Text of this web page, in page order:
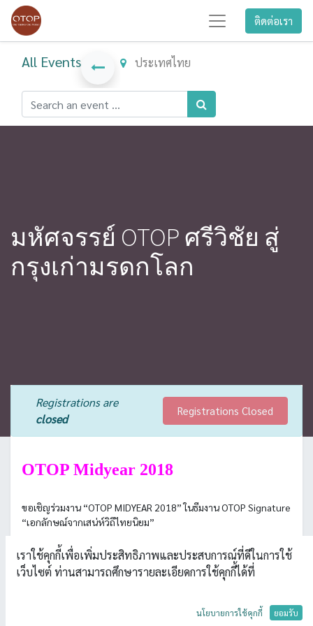
ติดต่อเรา
All Events ประเทศไทย
มหัศจรรย์ OTOP ศรีวิชัย สู่
กรุงเก่ามรดกโลก
Registrations are
closed
Registrations Closed
OTOP Midyear 2018
ขอเชิญร่วมงาน “OTOP MIDYEAR 2018” ในธีมงาน OTOP Signature
“เอกลักษณ์จากเสน่ห์วิถีไทยนิยม”
ภายในงานนี้จะมีการคัดสรรสุดยอดผลิตภัณฑ์มากกว่า 10,000
รายการ จำนวนกว่า 2,500 ร้านค้า มาจำหน่าย โดยไฮไลท์จะอยู่ที่โซน
OTOP Signature ที่คัดเลือกสินค้าที่มีเอกลักษณ์โดดเด่นที่สุดของ 36
จ.พระนครศรีอยุธยา ชามตราไก่ จ.ลำปาง, ผ้าย้อมคราม จ.สกลนคร,
เราใช้คุกกี้เพื่อเพิ่มประสิทธิภาพและประสบการณ์ที่ดีในการใช้
เว็บไซต์ ท่านสามารถศึกษารายละเอียดการใช้คุกกี้ได้ที่
นโยบายการใช้คุกกี้ ยอมรับ